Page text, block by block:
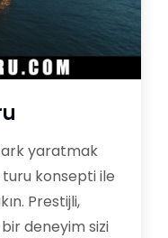
yaratmak
konsepti ile
Prestijli,
deneyim sizi